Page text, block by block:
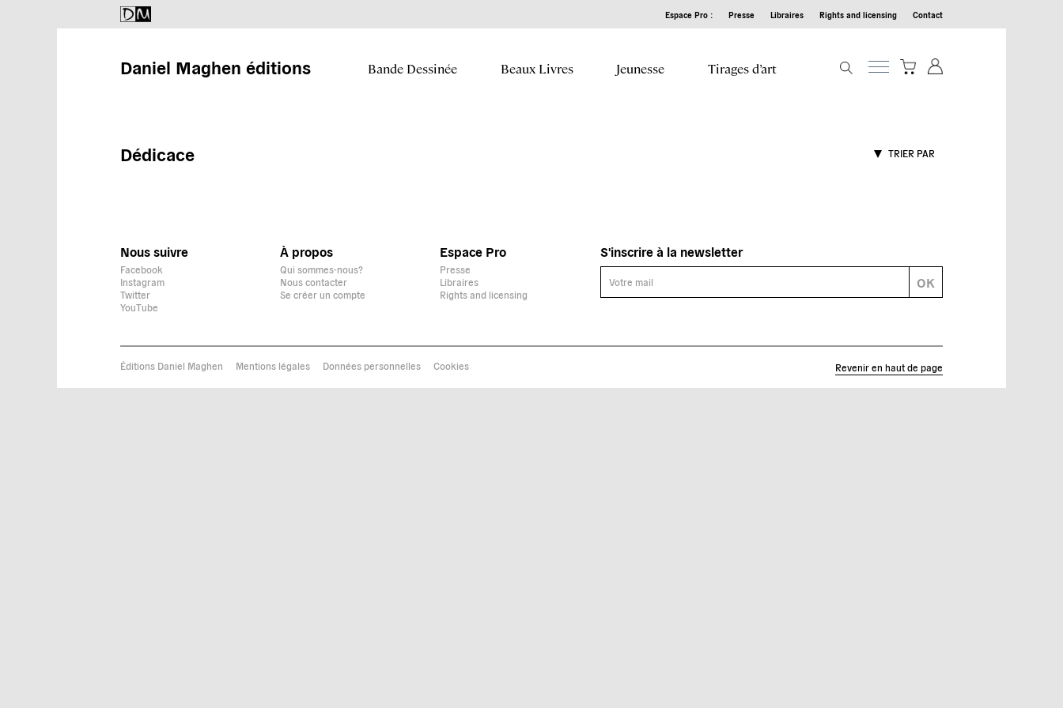
Espace Pro : Presse Libraires Rights and licensing Contact
Daniel Maghen éditions Bande Dessinée Beaux Livres Jeunesse Tirages d’art
Dédicace TRIER PAR
Nous suivre
Facebook
Instagram
Twitter
YouTube
À propos
Qui sommes-nous?
Nous contacter
Se créer un compte
Espace Pro
Presse
Libraires
Rights and licensing
S'inscrire à la newsletter
OK
Éditions Daniel Maghen Mentions légales Données personnelles Cookies Revenir en haut de page